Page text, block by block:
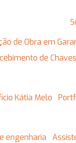
de Obra em
de Chaves
Kátia Melo
engenharia